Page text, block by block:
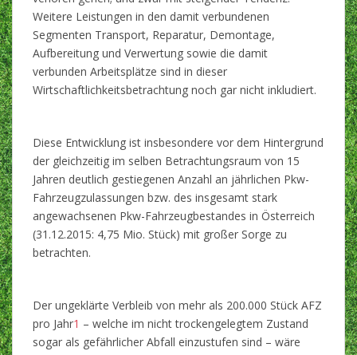
Weitere Leistungen in den damit verbundenen
Segmenten Transport, Reparatur, Demontage,
Aufbereitung und Verwertung sowie die damit
verbunden Arbeitsplätze sind in dieser
Wirtschaftlichkeitsbetrachtung noch gar nicht inkludiert.
Diese Entwicklung ist insbesondere vor dem Hintergrund
der gleichzeitig im selben Betrachtungsraum von 15
Jahren deutlich gestiegenen Anzahl an jährlichen Pkw-
Fahrzeugzulassungen bzw. des insgesamt stark
angewachsenen Pkw-Fahrzeugbestandes in Österreich
(31.12.2015: 4,75 Mio. Stück) mit großer Sorge zu
betrachten.
Der ungeklärte Verbleib von mehr als 200.000 Stück AFZ
pro Jahr1 – welche im nicht trockengelegtem Zustand
sogar als gefährlicher Abfall einzustufen sind – wäre